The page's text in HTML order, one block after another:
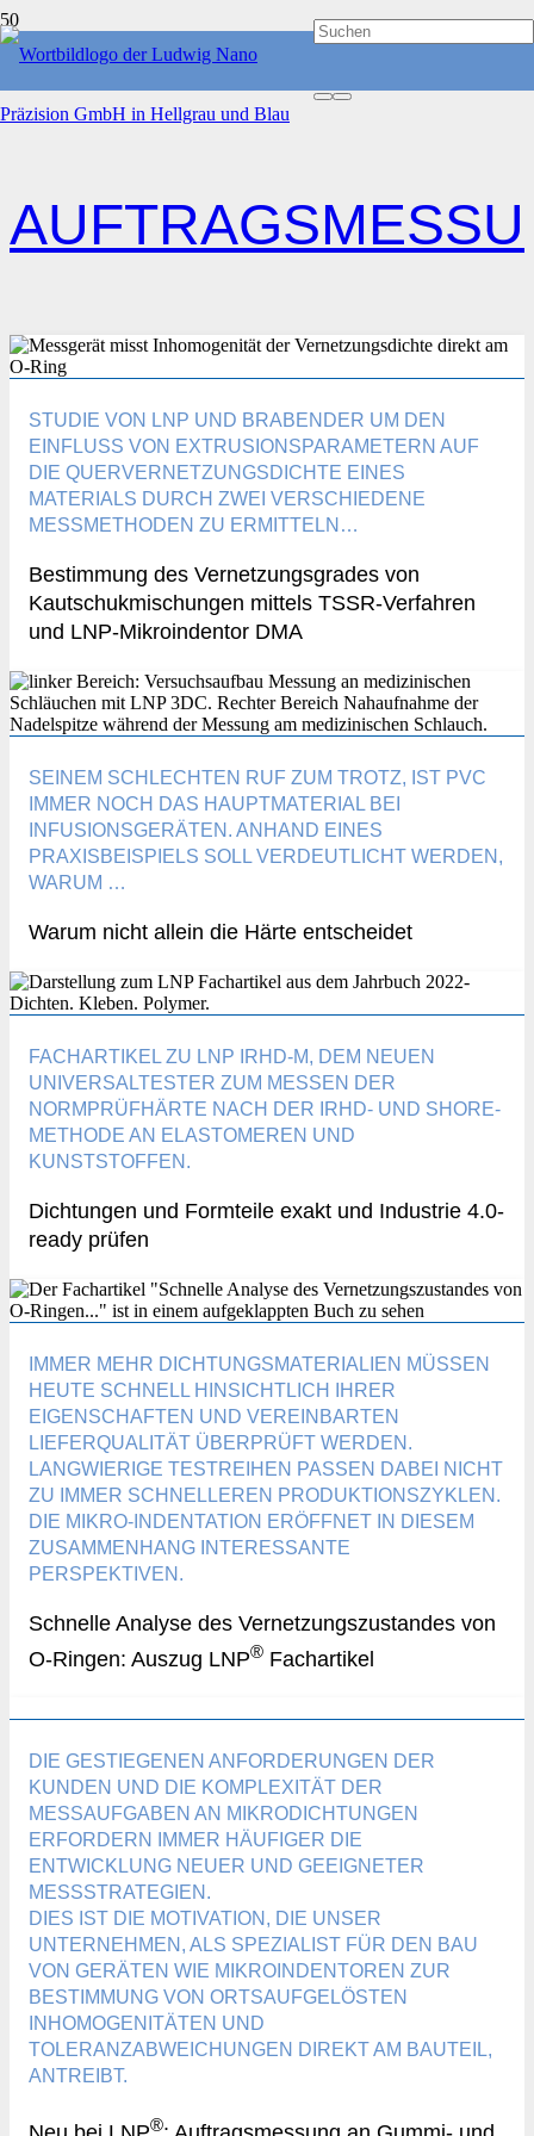
START
STUDIE VON LNP UND BRABENDER UM DEN
EINFLUSS VON EXTRUSIONSPARAMETERN AUF
DIE QUERVERNETZUNGSDICHTE EINES
MATERIALS DURCH ZWEI VERSCHIEDENE
MESSMETHODEN ZU ERMITTELN…
Bestimmung des Vernetzungsgrades von
Kautschukmischungen mittels TSSR-Verfahren
und LNP-Mikroindentor DMA
SEINEM SCHLECHTEN RUF ZUM TROTZ, IST PVC
IMMER NOCH DAS HAUPTMATERIAL BEI
INFUSIONSGERÄTEN. ANHAND EINES
PRAXISBEISPIELS SOLL VERDEUTLICHT WERDEN,
WARUM …
Warum nicht allein die Härte entscheidet
FACHARTIKEL ZU LNP IRHD-M, DEM NEUEN
UNIVERSALTESTER ZUM MESSEN DER
NORMPRÜFHÄRTE NACH DER IRHD- UND SHORE-
METHODE AN ELASTOMEREN UND
KUNSTSTOFFEN.
Dichtungen und Formteile exakt und Industrie 4.0-
ready prüfen
IMMER MEHR DICHTUNGSMATERIALIEN MÜSSEN
HEUTE SCHNELL HINSICHTLICH IHRER
EIGENSCHAFTEN UND VEREINBARTEN
LIEFERQUALITÄT ÜBERPRÜFT WERDEN.
LANGWIERIGE TESTREIHEN PASSEN DABEI NICHT
ZU IMMER SCHNELLEREN PRODUKTIONSZYKLEN.
DIE MIKRO-INDENTATION ERÖFFNET IN DIESEM
ZUSAMMENHANG INTERESSANTE
PERSPEKTIVEN.
Schnelle Analyse des Vernetzungszustandes von
O-Ringen: Auszug LNP® Fachartikel
DIE GESTIEGENEN ANFORDERUNGEN DER
KUNDEN UND DIE KOMPLEXITÄT DER
MESSAUFGABEN AN MIKRODICHTUNGEN
ERFORDERN IMMER HÄUFIGER DIE
ENTWICKLUNG NEUER UND GEEIGNETER
MESSSTRATEGIEN.
DIES IST DIE MOTIVATION, DIE UNSER
UNTERNEHMEN, ALS SPEZIALIST FÜR DEN BAU
VON GERÄTEN WIE MIKROINDENTOREN ZUR
BESTIMMUNG VON ORTSAUFGELÖSTEN
INHOMOGENITÄTEN UND
TOLERANZABWEICHUNGEN DIREKT AM BAUTEIL,
ANTREIBT.
®